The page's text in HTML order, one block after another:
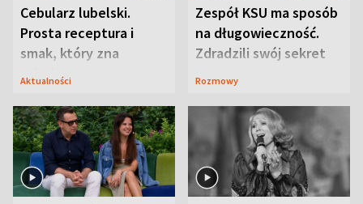
Cebularz lubelski.
Prosta receptura i
smak, który zna
Lubelszczyzna
Aktualności
Zespół KSU ma sposób
na długowieczność.
Zdradzili swój sekret
Rozmowy